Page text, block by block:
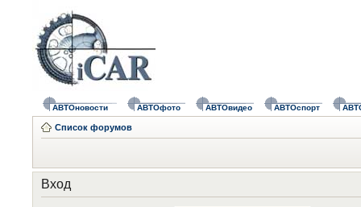
АВТОновости АВТОфото АВТОвидео АВТОспорт
Список форумов
Вход